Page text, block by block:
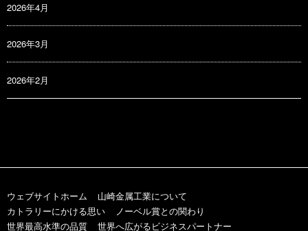
2026年4月
2026年3月
2026年2月
ウェブサイトホーム
山崎金属工業について
カトラリーにかける思い
ノーベル賞との関わり
世界最高水準の品質
世界へ広がるビジネスパートナー